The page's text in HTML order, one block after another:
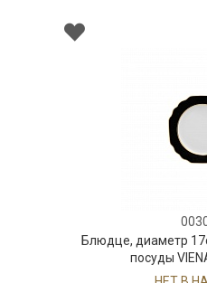
Блюдце, диаметр
посуды